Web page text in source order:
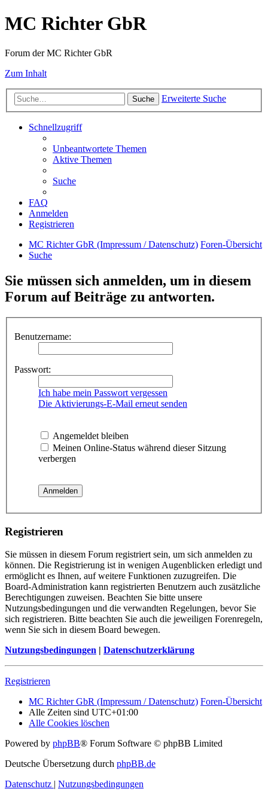
MC Richter GbR
Forum der MC Richter GbR
Zum Inhalt
Suche Erweiterte Suche
Schnellzugriff
Unbeantwortete Themen
Aktive Themen
Suche
FAQ
Anmelden
Registrieren
MC Richter GbR (Impressum / Datenschutz) Foren-Übersicht
Suche
Sie müssen sich anmelden, um in diesem
Forum auf Beiträge zu antworten.
Benutzername:
Passwort:
Ich habe mein Passwort vergessen
Die Aktivierungs-E-Mail erneut senden
Angemeldet bleiben
Meinen Online-Status während dieser Sitzung
verbergen
Registrieren
Sie müssen in diesem Forum registriert sein, um sich anmelden zu
können. Die Registrierung ist in wenigen Augenblicken erledigt und
ermöglicht es Ihnen, auf weitere Funktionen zuzugreifen. Die
Board-Administration kann registrierten Benutzern auch zusätzliche
Berechtigungen zuweisen. Beachten Sie bitte unsere
Nutzungsbedingungen und die verwandten Regelungen, bevor Sie
sich registrieren. Bitte beachten Sie auch die jeweiligen Forenregeln,
wenn Sie sich in diesem Board bewegen.
Nutzungsbedingungen | Datenschutzerklärung
Registrieren
MC Richter GbR (Impressum / Datenschutz) Foren-Übersicht
Alle Zeiten sind UTC+01:00
Alle Cookies löschen
Powered by phpBB® Forum Software © phpBB Limited
Deutsche Übersetzung durch phpBB.de
Datenschutz | Nutzungsbedingungen